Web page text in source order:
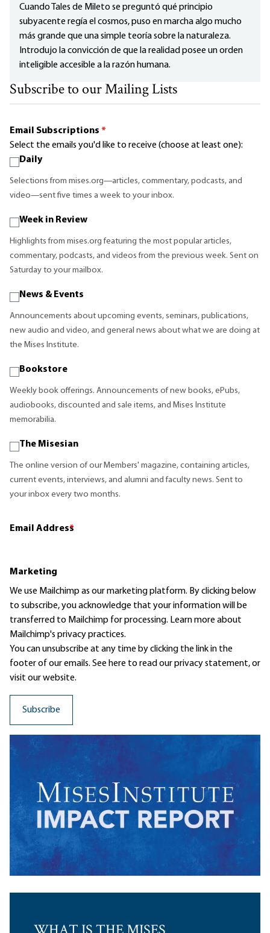
Cuando Tales de Mileto se preguntó qué principio
subyacente regía el cosmos, puso en marcha algo mucho
más grande que una simple teoría sobre la naturaleza.
Introdujo la convicción de que la realidad posee un orden
inteligible accesible a la razón humana.
Subscribe to our Mailing Lists
Email Subscriptions *
Select the emails you'd like to receive (choose at least one):
Daily
Selections from mises.org—articles, commentary, podcasts, and
video—sent five times a week to your inbox.
Week in Review
Highlights from mises.org featuring the most popular articles,
commentary, podcasts, and videos from the previous week. Sent on
Saturday to your mailbox.
News & Events
Announcements about upcoming events, seminars, publications,
new audio and video, and general news about what we are doing at
the Mises Institute.
Bookstore
Weekly book offerings. Announcements of new books, ePubs,
audiobooks, discounted and sale items, and Mises Institute
memorabilia.
The Misesian
The online version of our Members' magazine, containing articles,
current events, interviews, and alumni and faculty news. Sent to
your inbox every two months.
Email Address
*
Marketing
We use Mailchimp as our marketing platform. By clicking below
to subscribe, you acknowledge that your information will be
transferred to Mailchimp for processing. Learn moreabout
Mailchimp's privacy practices.
You can unsubscribe at any time by clicking the link in the
footer of our emails. See here to read ourprivacy statement, or
visit our website.